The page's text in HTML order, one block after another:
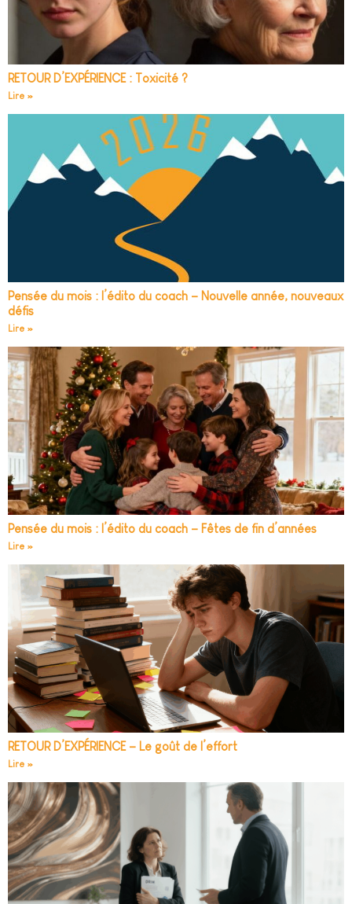
RETOUR D’EXPÉRIENCE : Toxicité ?
Lire »
Pensée du mois : l’édito du coach – Nouvelle année, nouveaux
défis
Lire »
Pensée du mois : l’édito du coach – Fêtes de fin d’années
Lire »
RETOUR D’EXPÉRIENCE – Le goût de l’effort
Lire »